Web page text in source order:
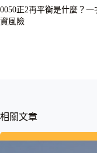
0050正2再平衡是什麼？
資風險
相關文章